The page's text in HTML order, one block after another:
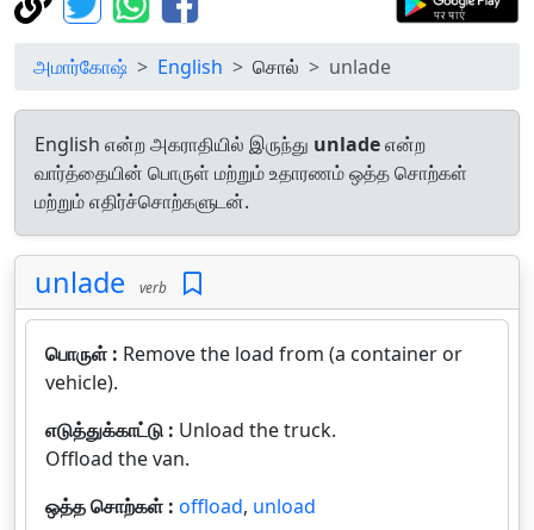
அமார்கோஷ் English சொல் unlade
English என்ற அகராதியில் இருந்து unladeஎன்ற
வார்த்தையின் பொருள் மற்றும் உதாரணம் ஒத்த சொற்கள்
மற்றும் எதிர்ச்சொற்களுடன்.
unlade verb
பொருள் : Remove the load from (a container or
vehicle).
எடுத்துக்காட்டு : Unload the truck.
Offload the van.
ஒத்த சொற்கள் : offload, unload